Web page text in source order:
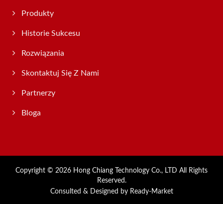
Produkty
Historie Sukcesu
Rozwiązania
Skontaktuj Się Z Nami
Partnerzy
Bloga
Copyright © 2026 Hong Chiang Technology Co., LTD All Rights
Reserved.
Consulted & Designed by Ready-Market